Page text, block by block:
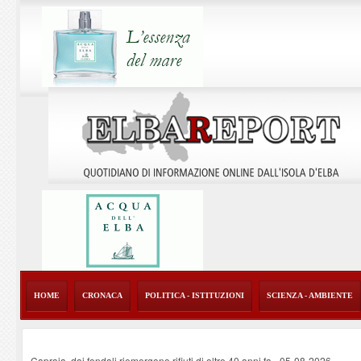
HOME CRONACA POLITICA - ISTITUZIONI SCIENZA - AMBIENTE